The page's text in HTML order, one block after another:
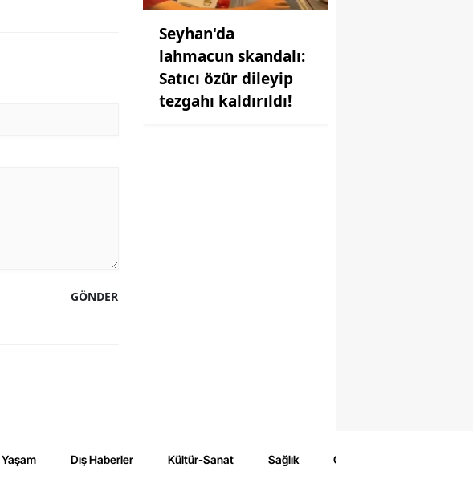
GÖNDER
Seyhan'da
lahmacun skandalı:
Satıcı özür dileyip
tezgahı kaldırıldı!
Yaşam Dış Haberler Kültür-Sanat Sağlık Çevre